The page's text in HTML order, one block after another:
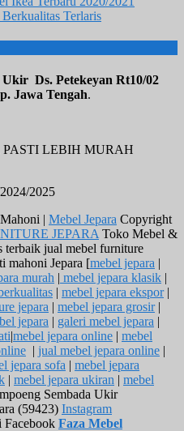
Terlaris
Ds. Petekeyan Rt10/02
Jawa Tengah.
LEBIH MURAH
2025
| Mebel Jepara Copyright
JEPARA Toko Mebel &
terbaik jual mebel furniture
mahoni Jepara [mebel jepara |
murah | mebel jepara klasik |
| mebel jepara ekspor|
jepara | mebel jepara grosir|
jepara | galeri mebel jepara |
|mebel jepara online | mebel
| jual mebel jepara online |
jepara sofa | mebel jepara
| mebel jepara ukiran | mebel
Sembada Ukir
(59423) Instagram
Faza Mebel